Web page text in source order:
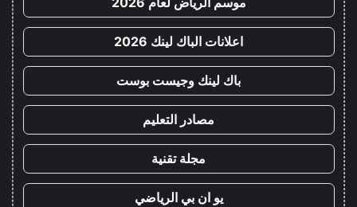
اعلانات الباك لينك 2026
باك لينك وجيست بوست
مصادر التعليم
مجلة تقنية
يو ان بي الرياضي